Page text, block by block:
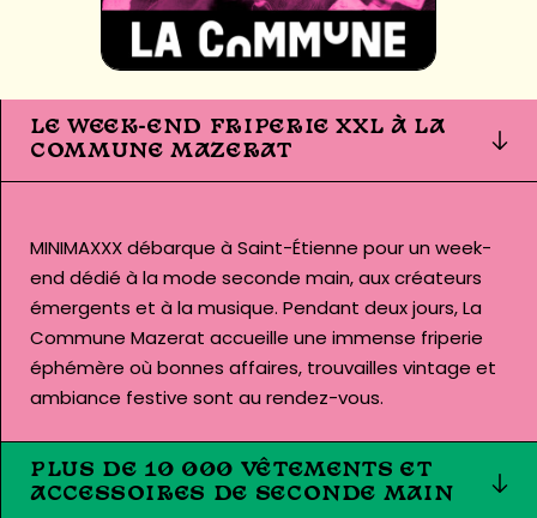
LE WEEK-END FRIPERIE XXL À LA
COMMUNE MAZERAT
MINIMAXXX débarque à Saint-Étienne pour un week-
end dédié à la mode seconde main, aux créateurs
émergents et à la musique. Pendant deux jours, La
Commune Mazerat accueille une immense friperie
éphémère où bonnes affaires, trouvailles vintage et
ambiance festive sont au rendez-vous.
PLUS DE 10 000 VÊTEMENTS ET
ACCESSOIRES DE SECONDE MAIN